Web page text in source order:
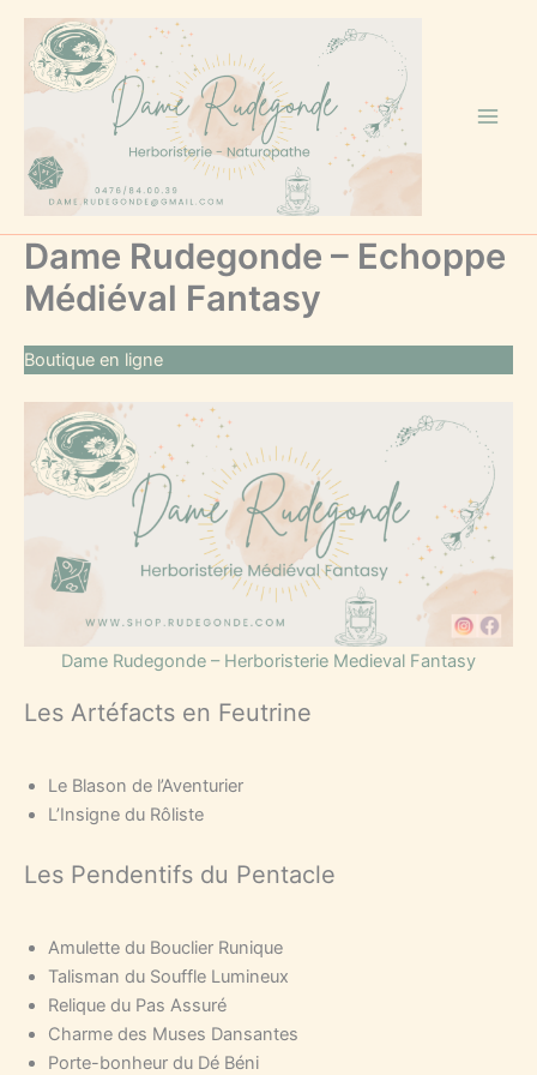
Aller
contenu
Dame Rudegonde – Echoppe
Médiéval Fantasy
Boutique en ligne
Dame Rudegonde – Herboristerie Medieval Fantasy
Les Artéfacts en Feutrine
Le Blason de l’Aventurier
L’Insigne du Rôliste
Les Pendentifs du Pentacle
Amulette du Bouclier Runique
Talisman du Souffle Lumineux
Relique du Pas Assuré
Charme des Muses Dansantes
Porte-bonheur du Dé Béni